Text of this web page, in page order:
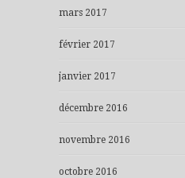
mars 2017
février 2017
janvier 2017
décembre 2016
novembre 2016
octobre 2016